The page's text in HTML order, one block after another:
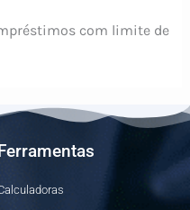
com limite de